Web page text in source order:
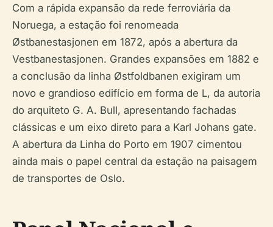
Com a rápida expansão da rede ferroviária da
Noruega, a estação foi renomeada
Østbanestasjonen em 1872, após a abertura da
Vestbanestasjonen. Grandes expansões em 1882 e
a conclusão da linha Østfoldbanen exigiram um
novo e grandioso edifício em forma de L, da autoria
do arquiteto G. A. Bull, apresentando fachadas
clássicas e um eixo direto para a Karl Johans gate.
A abertura da Linha do Porto em 1907 cimentou
ainda mais o papel central da estação na paisagem
de transportes de Oslo.